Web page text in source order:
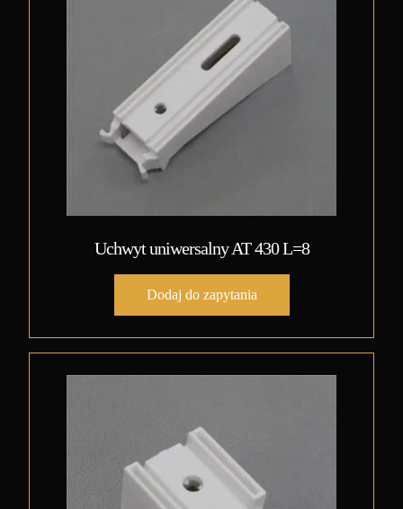
Uchwyt uniwersalny AT 430 L=8
Dodaj do zapytania